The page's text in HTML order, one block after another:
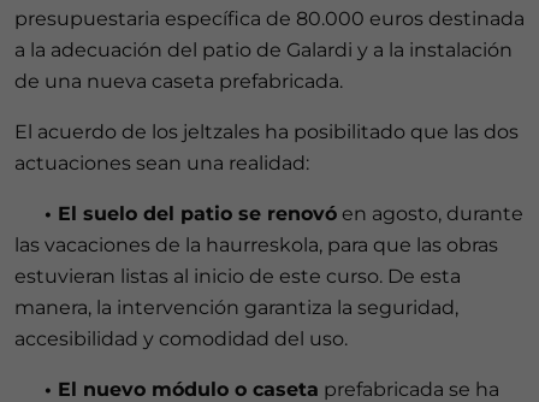
presupuestaria específica de 80.000 euros destinada
a la adecuación del patio de Galardi y a la instalación
de una nueva caseta prefabricada.
El acuerdo de los jeltzales ha posibilitado que las dos
actuaciones sean una realidad:
• El suelo del patio se renovó en agosto, durante
las vacaciones de la haurreskola, para que las obras
estuvieran listas al inicio de este curso. De esta
manera, la intervención garantiza la seguridad,
accesibilidad y comodidad del uso.
• El nuevo módulo o caseta prefabricada se ha